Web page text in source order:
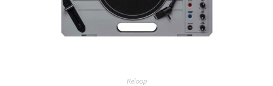
Reloop